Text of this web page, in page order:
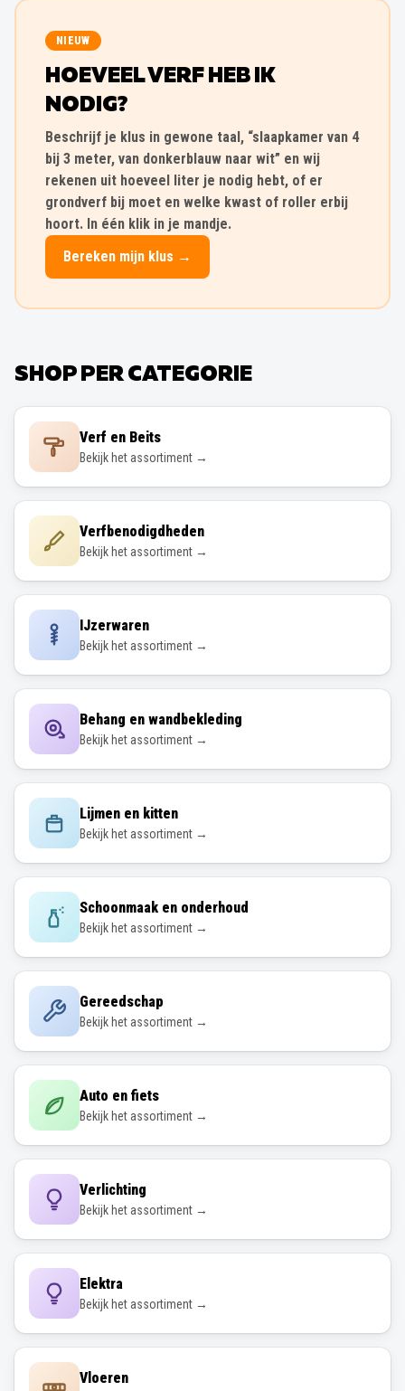
NIEUW
HOEVEEL VERF HEB IK
NODIG?
Beschrijf je klus in gewone taal, “slaapkamer van 4
bij 3 meter, van donkerblauw naar wit” en wij
rekenen uit hoeveel liter je nodig hebt, of er
grondverf bij moet en welke kwast of roller erbij
hoort. In één klik in je mandje.
Bereken mijn klus →
SHOP PER CATEGORIE
Verf en Beits
Bekijk het assortiment →
Verfbenodigdheden
Bekijk het assortiment →
IJzerwaren
Bekijk het assortiment →
Behang en wandbekleding
Bekijk het assortiment →
Lijmen en kitten
Bekijk het assortiment →
Schoonmaak en onderhoud
Bekijk het assortiment →
Gereedschap
Bekijk het assortiment →
Auto en fiets
Bekijk het assortiment →
Verlichting
Bekijk het assortiment →
Elektra
Bekijk het assortiment →
Vloeren